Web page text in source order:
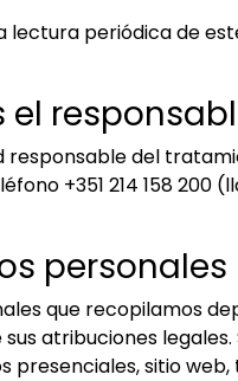
lectura periódica de
el
responsable del
+351 214 158 200
que recopilamos
atribuciones
presenciales, sitio